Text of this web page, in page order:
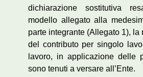
dichiarazione sostitutiva
modello allegato alla
parte integrante (Allegato 1), la
del contributo per singolo
lavoro, in applicazione delle
sono tenuti a versare all’Ente.